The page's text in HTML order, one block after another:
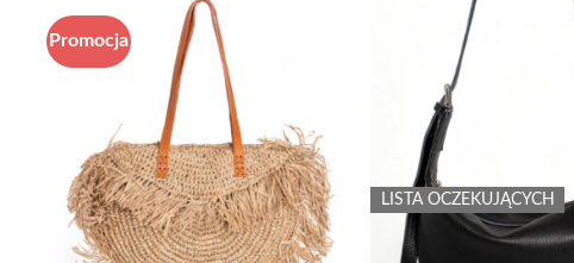
Promocja
LISTA OCZEKUJĄCYCH